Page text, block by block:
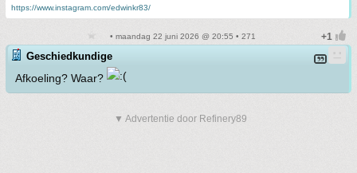
https://www.instagram.com/edwinkr83/
• maandag 22 juni 2026 @ 20:55 • 271
Geschiedkundige
Afkoeling? Waar?
▼ Advertentie door Refinery89